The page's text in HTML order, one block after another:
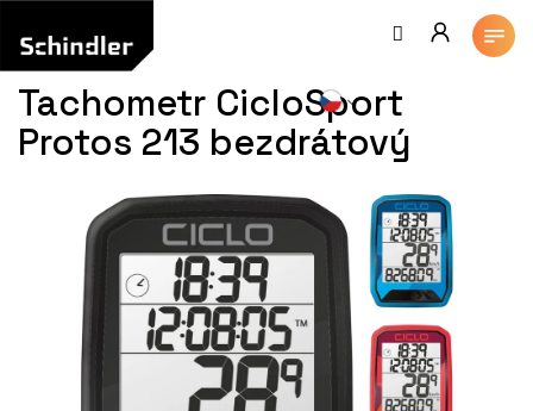
obsah
Tachometr CicloSport
Protos 213 bezdrátový